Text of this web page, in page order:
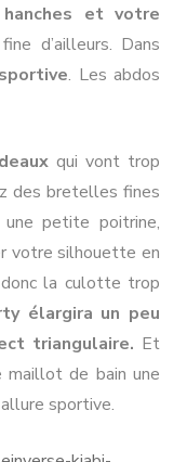
et votre
d’ailleurs. Dans
. Les abdos
qui vont trop
des bretelles fines
petite poitrine,
votre silhouette en
la culotte trop
élargira un peu
triangulaire. Et
maillot de bain une
sportive.